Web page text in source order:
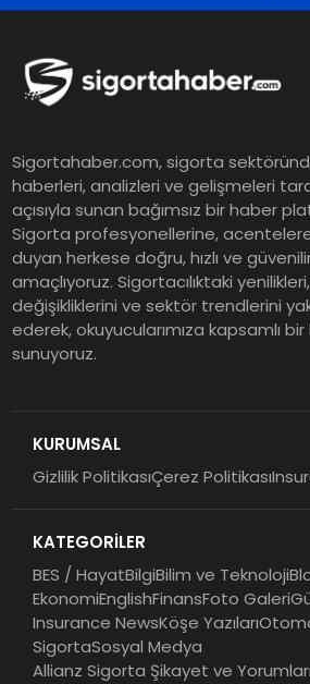
Finansal
Murat Bilim, ANA
Grup Müdürü
Tasarruf tercihi
Mevduat kısa
ürünleri uzun
ING Türkiye 2026
Sigortahaber.com, sigorta
haberleri, analizleri ve gelişmeleri
açısıyla sunan bağımsız bir haber
Sigorta profesyonellerine,
duyan herkese doğru, hızlı ve
amaçlıyoruz. Sigortacılıktaki
değişikliklerini ve sektör trendlerini
ederek, okuyucularımıza kapsamlı bir
sunuyoruz.
KURUMSAL
Gizlilik PolitikasıÇerez Politikası
KATEGORİLER
BES / HayatBilgiBilim ve Teknoloji
EkonomiEnglishFinansFoto Galeri
Insurance NewsKöşe Yazıları
SigortaSosyal Medya
Allianz Sigorta Şikayet ve Yorumları